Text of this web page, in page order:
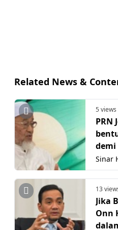
Related News &
5 views
PRN
Sinar
13
Jika
Onn